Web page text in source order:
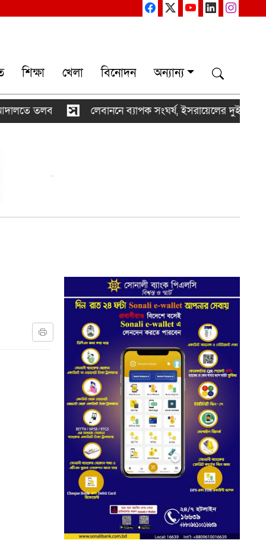
শিক্ষা খেলা বিনোদন অন্যান্য
লেবাননে ব্যাপক সংঘর্ষ, ইসরায়েলের দুই সেনা নিহত